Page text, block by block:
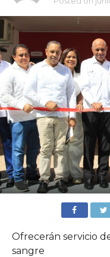
Ofrecerán servicio
sangre